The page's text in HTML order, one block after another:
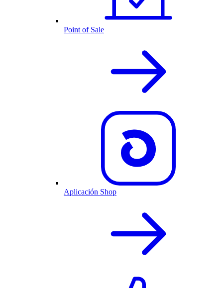
Point of Sale
Aplicación Shop